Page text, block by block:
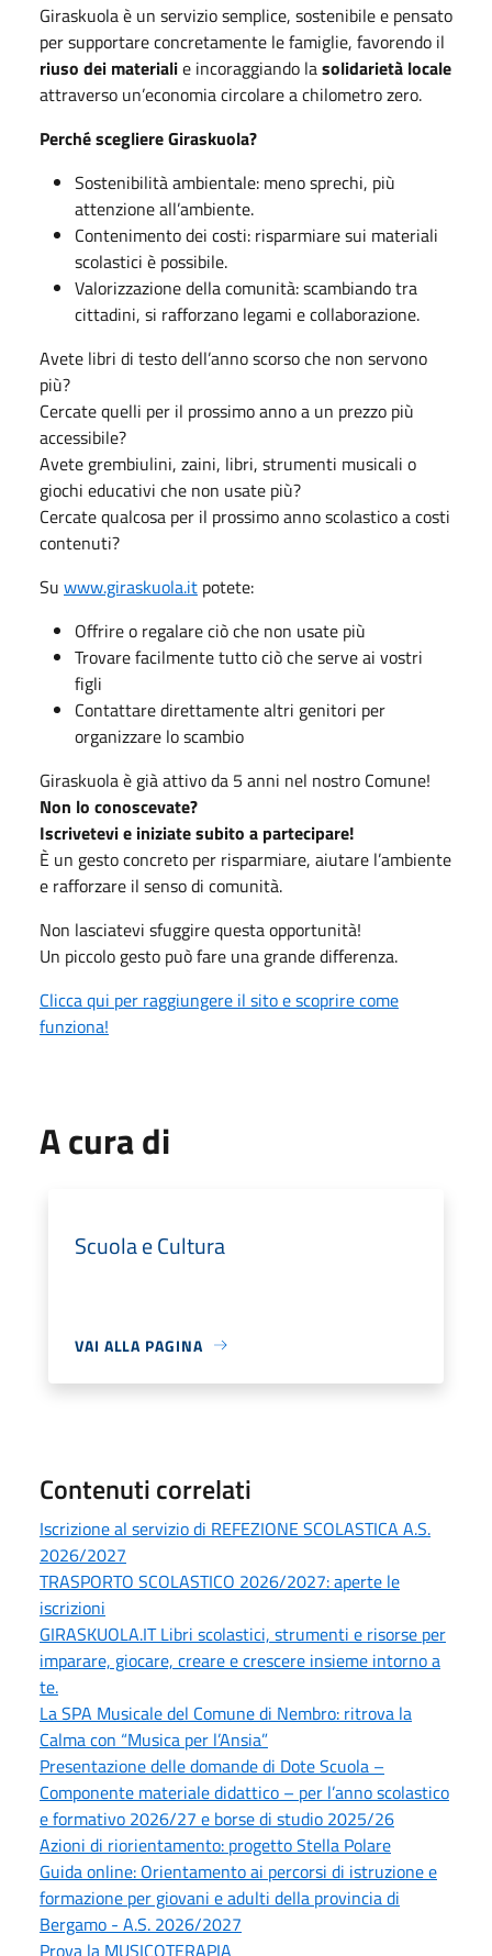
Giraskuola è un servizio semplice, sostenibile e pensato
per supportare concretamente le famiglie, favorendo il
riuso dei materialie incoraggiando lasolidarietà locale
attraverso un’economia circolare a chilometro zero.
Perché scegliere Giraskuola?
Sostenibilità ambientale: meno sprechi, più
attenzione all’ambiente.
Contenimento dei costi: risparmiare sui materiali
scolastici è possibile.
Valorizzazione della comunità: scambiando tra
cittadini, si rafforzano legami e collaborazione.
Avete libri di testo dell’anno scorso che non servono
più?
Cercate quelli per il prossimo anno a un prezzo più
accessibile?
Avete grembiulini, zaini, libri, strumenti musicali o
giochi educativi che non usate più?
Cercate qualcosa per il prossimo anno scolastico a costi
contenuti?
Su www.giraskuola.it potete:
Offrire o regalare ciò che non usate più
Trovare facilmente tutto ciò che serve ai vostri
figli
Contattare direttamente altri genitori per
organizzare lo scambio
Giraskuola è già attivo da 5 anni nel nostro Comune!
Non lo conoscevate?
Iscrivetevi e iniziate subito a partecipare!
È un gesto concreto per risparmiare, aiutare l’ambiente
e rafforzare il senso di comunità.
Non lasciatevi sfuggire questa opportunità!
Un piccolo gesto può fare una grande differenza.
Clicca qui per raggiungere il sito e scoprire come
funziona!
A cura di
Scuola e Cultura
VAI ALLA PAGINA
Contenuti correlati
Iscrizione al servizio di REFEZIONE SCOLASTICA A.S.
2026/2027
TRASPORTO SCOLASTICO 2026/2027: aperte le
iscrizioni
GIRASKUOLA.IT Libri scolastici, strumenti e risorse per
imparare, giocare, creare e crescere insieme intorno a
te.
La SPA Musicale del Comune di Nembro: ritrova la
Calma con “Musica per l’Ansia”
Presentazione delle domande di Dote Scuola –
Componente materiale didattico – per l’anno scolastico
e formativo 2026/27 e borse di studio 2025/26
Azioni di riorientamento: progetto Stella Polare
Guida online: Orientamento ai percorsi di istruzione e
formazione per giovani e adulti della provincia di
Bergamo - A.S. 2026/2027
Prova la MUSICOTERAPIA